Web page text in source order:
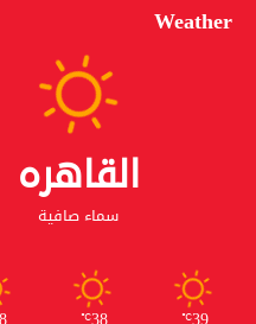
Weather
القاهره
سماء صافية
℃
℃